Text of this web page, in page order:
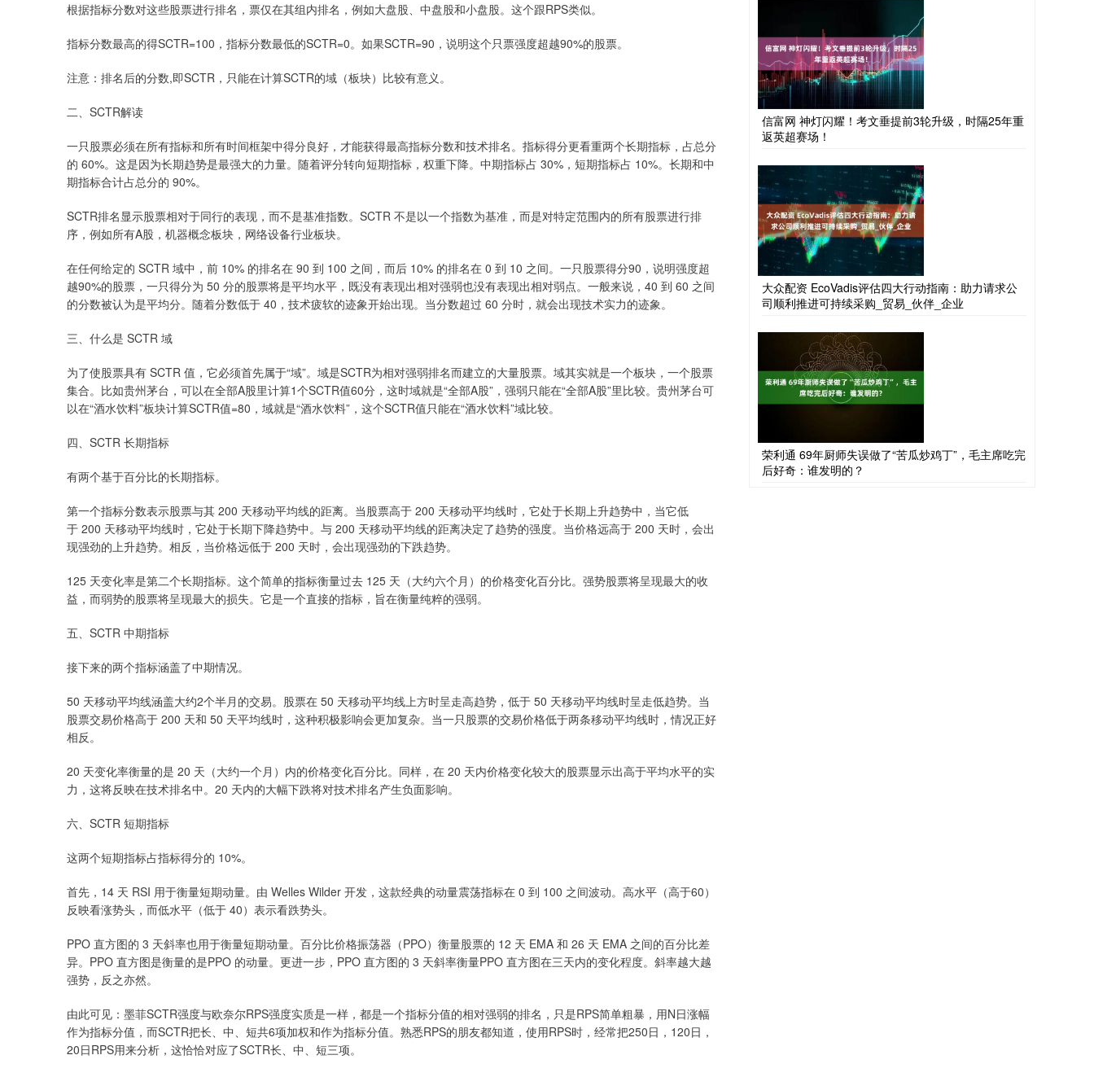
根据指标分数对这些股票进行排名，票仅在其组内排名，例如大盘股、中盘股和小盘股。这个跟RPS类似。
指标分数最高的得SCTR=100，指标分数最低的SCTR=0。如果SCTR=90，说明这个只票强度超越90%的股票。
注意：排名后的分数,即SCTR，只能在计算SCTR的域（板块）比较有意义。
二、SCTR解读
一只股票必须在所有指标和所有时间框架中得分良好，才能获得最高指标分数和技术排名。指标得分更看重两个长期指标，占总分
的 60%。这是因为长期趋势是最强大的力量。随着评分转向短期指标，权重下降。中期指标占 30%，短期指标占 10%。长期和中
期指标合计占总分的 90%。
SCTR排名显示股票相对于同行的表现，而不是基准指数。SCTR 不是以一个指数为基准，而是对特定范围内的所有股票进行排
序，例如所有A股，机器概念板块，网络设备行业板块。
在任何给定的 SCTR 域中，前 10% 的排名在 90 到 100 之间，而后 10% 的排名在 0 到 10 之间。一只股票得分90，说明强度超
越90%的股票，一只得分为 50 分的股票将是平均水平，既没有表现出相对强弱也没有表现出相对弱点。一般来说，40 到 60 之间
的分数被认为是平均分。随着分数低于 40，技术疲软的迹象开始出现。当分数超过 60 分时，就会出现技术实力的迹象。
三、什么是 SCTR 域
为了使股票具有 SCTR 值，它必须首先属于“域”。域是SCTR为相对强弱排名而建立的大量股票。域其实就是一个板块，一个股票
集合。比如贵州茅台，可以在全部A股里计算1个SCTR值60分，这时域就是“全部A股”，强弱只能在“全部A股”里比较。贵州茅台可
以在“酒水饮料”板块计算SCTR值=80，域就是“酒水饮料”，这个SCTR值只能在“酒水饮料”域比较。
四、SCTR 长期指标
有两个基于百分比的长期指标。
第一个指标分数表示股票与其 200 天移动平均线的距离。当股票高于 200 天移动平均线时，它处于长期上升趋势中，当它低
于 200 天移动平均线时，它处于长期下降趋势中。与 200 天移动平均线的距离决定了趋势的强度。当价格远高于 200 天时，会出
现强劲的上升趋势。相反，当价格远低于 200 天时，会出现强劲的下跌趋势。
125 天变化率是第二个长期指标。这个简单的指标衡量过去 125 天（大约六个月）的价格变化百分比。强势股票将呈现最大的收
益，而弱势的股票将呈现最大的损失。它是一个直接的指标，旨在衡量纯粹的强弱。
五、SCTR 中期指标
接下来的两个指标涵盖了中期情况。
50 天移动平均线涵盖大约2个半月的交易。股票在 50 天移动平均线上方时呈走高趋势，低于 50 天移动平均线时呈走低趋势。当
股票交易价格高于 200 天和 50 天平均线时，这种积极影响会更加复杂。当一只股票的交易价格低于两条移动平均线时，情况正好
相反。
20 天变化率衡量的是 20 天（大约一个月）内的价格变化百分比。同样，在 20 天内价格变化较大的股票显示出高于平均水平的实
力，这将反映在技术排名中。20 天内的大幅下跌将对技术排名产生负面影响。
六、SCTR 短期指标
这两个短期指标占指标得分的 10%。
首先，14 天 RSI 用于衡量短期动量。由 Welles Wilder 开发，这款经典的动量震荡指标在 0 到 100 之间波动。高水平（高于60）
反映看涨势头，而低水平（低于 40）表示看跌势头。
PPO 直方图的 3 天斜率也用于衡量短期动量。百分比价格振荡器（PPO）衡量股票的 12 天 EMA 和 26 天 EMA 之间的百分比差
异。PPO 直方图是衡量的是PPO 的动量。更进一步，PPO 直方图的 3 天斜率衡量PPO 直方图在三天内的变化程度。斜率越大越
强势，反之亦然。
由此可见：墨菲SCTR强度与欧奈尔RPS强度实质是一样，都是一个指标分值的相对强弱的排名，只是RPS简单粗暴，用N日涨幅
作为指标分值，而SCTR把长、中、短共6项加权和作为指标分值。熟悉RPS的朋友都知道，使用RPS时，经常把250日，120日，
20日RPS用来分析，这恰恰对应了SCTR长、中、短三项。
信富网 神灯闪耀！考文垂提前3轮升级，时隔25年重
返英超赛场！
大众配资 EcoVadis评估四大行动指南：助力请求公
司顺利推进可持续采购_贸易_伙伴_企业
荣利通 69年厨师失误做了“苦瓜炒鸡丁”，毛主席吃完
后好奇：谁发明的？